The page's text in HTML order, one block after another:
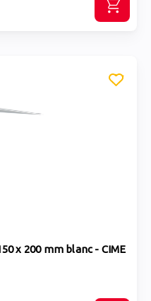
x 200 mm blanc - CIME